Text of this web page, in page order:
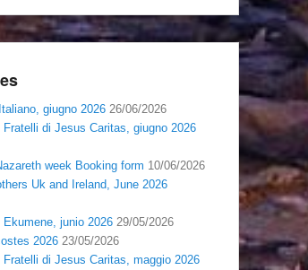
giugno 2026 26/06/2026
di Jesus Caritas, giugno 2026
week Booking form 10/06/2026
Uk and Ireland, June 2026
Ekumene, junio 2026 29/05/2026
2026 23/05/2026
di Jesus Caritas, maggio 2026